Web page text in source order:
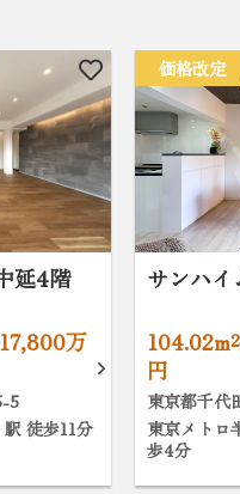
延4階
万
5
徒歩11分
価格改定
サンハ
円
東京都千代
東京メトロ
歩4分